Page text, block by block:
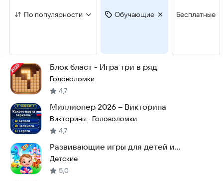
По популярности Обучающие Бесплатные
Блок бласт - Игра три в ряд
Головоломки
4,7
Миллионер 2026 – Викторина
Викторины · Головоломки
4,7
Развивающие игры для детей и
малышей 2, 3, 4 лет
Детские
5,0